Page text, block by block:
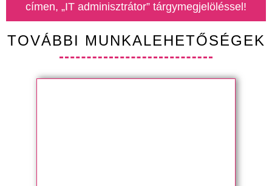
címen, „IT adminisztrátor” tárgymegjelöléssel!
TOVÁBBI MUNKALEHETŐSÉGEK